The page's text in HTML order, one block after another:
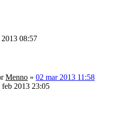
08:57
Menno » 02 mar 2013 11:58
feb 2013 23:05